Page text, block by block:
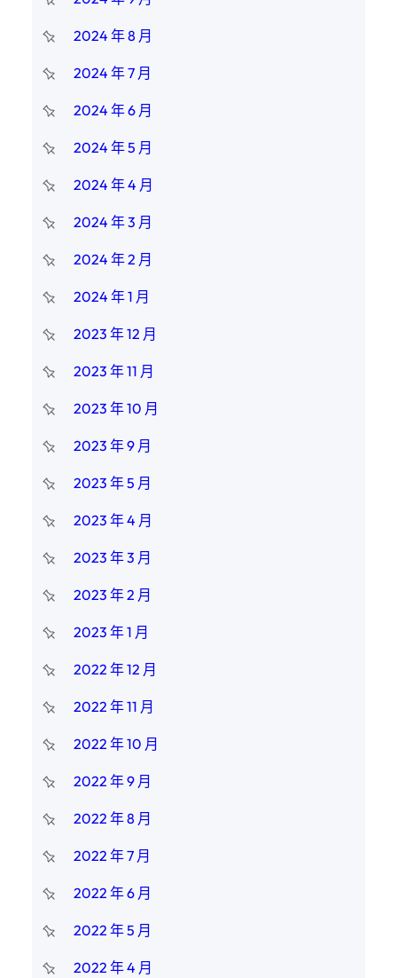
2024 年 8 月
2024 年 7 月
2024 年 6 月
2024 年 5 月
2024 年 4 月
2024 年 3 月
2024 年 2 月
2024 年 1 月
2023 年 12 月
2023 年 11 月
2023 年 10 月
2023 年 9 月
2023 年 5 月
2023 年 4 月
2023 年 3 月
2023 年 2 月
2023 年 1 月
2022 年 12 月
2022 年 11 月
2022 年 10 月
2022 年 9 月
2022 年 8 月
2022 年 7 月
2022 年 6 月
2022 年 5 月
2022 年 4 月